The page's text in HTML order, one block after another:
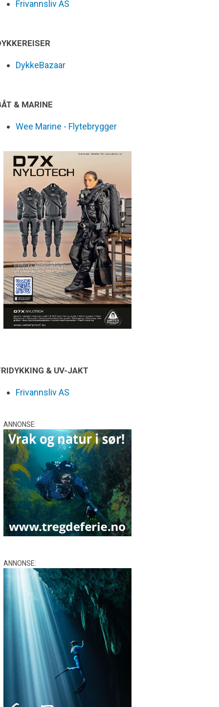
Frivannsliv AS
DykkeBazaar
& MARINE
Wee Marine - Flytebrygger
& UV-JAKT
Frivannsliv AS
ANNONSE:
ANNONSE: